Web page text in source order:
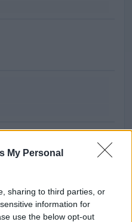
My Personal
sharing to third parties, or
information for
use the below opt-out
verificabile sul portale ANAC.